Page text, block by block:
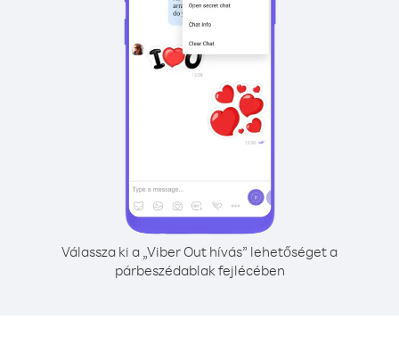
Válassza ki a „Viber Out hívás” lehetőséget a
párbeszédablak fejlécében